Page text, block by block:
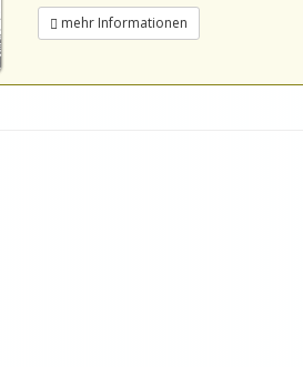
mehr Informationen